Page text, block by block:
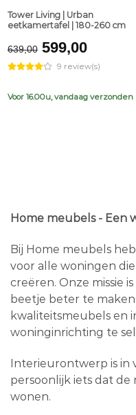
Tower Living | Urban
eetkamertafel | 180-260 cm
639,00 Original
price
was:
€639,00.
599,00Current
price
is:
9 review(s)
Voor 16.00u, vandaag verzonden
Home meubels - Een
Bij Home meubels
voor alle woningen
creëren. Onze missie
beetje beter te
kwaliteitsmeubels en
woninginrichting te
Interieurontwerp is in
persoonlijk iets dat de
wonen.